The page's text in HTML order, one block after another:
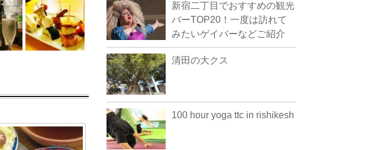
新宿二丁目でおすすめの観光
バーTOP20！一度は訪れて
みたいゲイバーなどご紹介
清田の大クス
100 hour yoga ttc in rishikesh